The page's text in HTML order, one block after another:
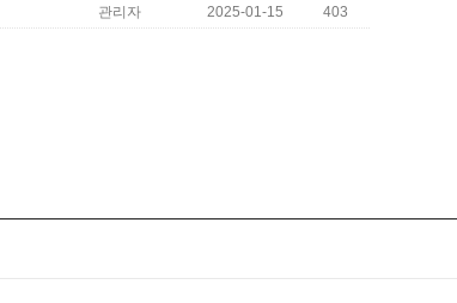
관리자 2025-01-15 403